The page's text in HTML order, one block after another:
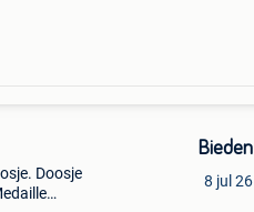
Doosje
Bieden
8 jul 26